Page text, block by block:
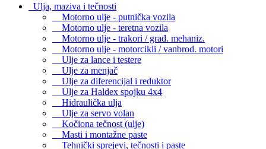
Ulja, maziva i tečnosti
Motorno ulje - putnička vozila
Motorno ulje - teretna vozila
Motorno ulje - trakori / građ. mehaniz.
Motorno ulje - motorcikli / vanbrod. motori
Ulje za lance i testere
Ulje za menjač
Ulje za diferencijal i reduktor
Ulje za Haldex spojku 4x4
Hidraulička ulja
Ulje za servo volan
Kočiona tečnost (ulje)
Masti i montažne paste
Tehnički sprejevi, tečnosti i paste